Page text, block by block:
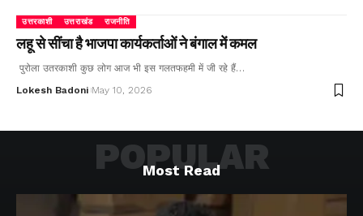
उत्तरकाशी उत्तराखंड राजनीति
लहू से सींचा है भाजपा कार्यकर्ताओं ने बंगाल में कमल
पुरोला उतरकाशी कुछ लोग आज भी इस गलतफहमी में जी रहे हैं…
Lokesh Badoni May 10, 2026
Most Read
POPULAR